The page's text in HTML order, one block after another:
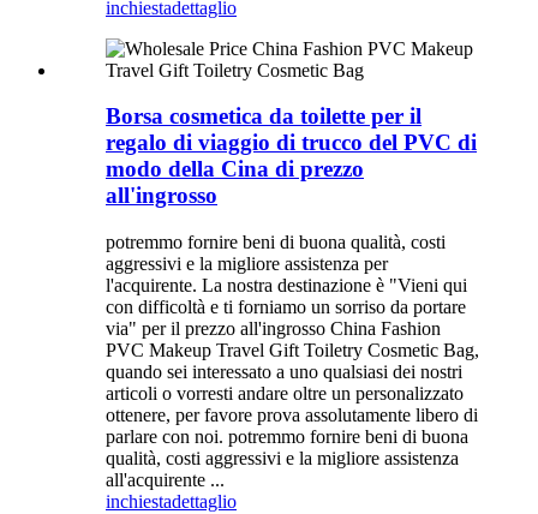
inchiestadettaglio
Borsa cosmetica da toilette per il
regalo di viaggio di trucco del PVC di
modo della Cina di prezzo
all'ingrosso
potremmo fornire beni di buona qualità, costi
aggressivi e la migliore assistenza per
l'acquirente. La nostra destinazione è "Vieni qui
con difficoltà e ti forniamo un sorriso da portare
via" per il prezzo all'ingrosso China Fashion
PVC Makeup Travel Gift Toiletry Cosmetic Bag,
quando sei interessato a uno qualsiasi dei nostri
articoli o vorresti andare oltre un personalizzato
ottenere, per favore prova assolutamente libero di
parlare con noi. potremmo fornire beni di buona
qualità, costi aggressivi e la migliore assistenza
all'acquirente ...
inchiestadettaglio